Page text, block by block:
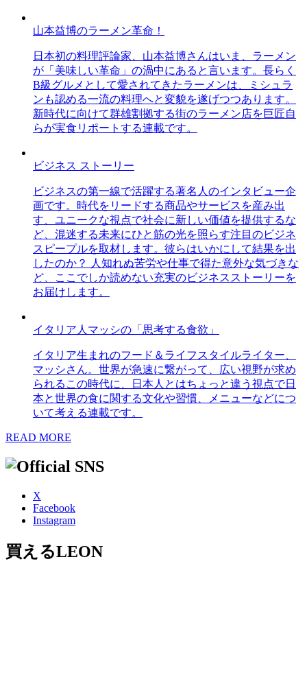
山本益博のラーメン革命！
日本初の料理評論家、山本益博さんはいま、ラーメン
が「美味しい革命」の渦中にあると言います。長らく
B級グルメとして愛されてきたラーメンは、ミシュラ
ンも認める一流の料理へと変貌を遂げつつあります。
新時代に向けて群雄割拠する街のラーメン店を巨匠自
らが実食リポートする連載です。
ビジネス ストーリー
ビジネスの第一線で活躍する著名人のインタビュー企
画です。時代をリードする商品やサービスを産み出
す、ユニークな視点で社会に新しい価値を提供するな
ど、混迷する未来にひと筋の光を照らす注目のビジネ
スピープルを取材します。彼らはいかにして結果を出
したのか？ 人知れぬ苦労や仕事で得た意外な気づきな
ど、ここでしか読めない充実のビジネスストーリーを
お届けします。
イタリア人マッシの「思考する食欲」
イタリア生まれのフード＆ライフスタイルライター、
マッシさん。世界が急速に繋がって、広い視野が求め
られるこの時代に、日本人とはちょっと違う視点で日
本と世界の食に関する文化や習慣、メニューなどにつ
いて考える連載です。
READ MORE
X
Facebook
Instagram
買えるLEON